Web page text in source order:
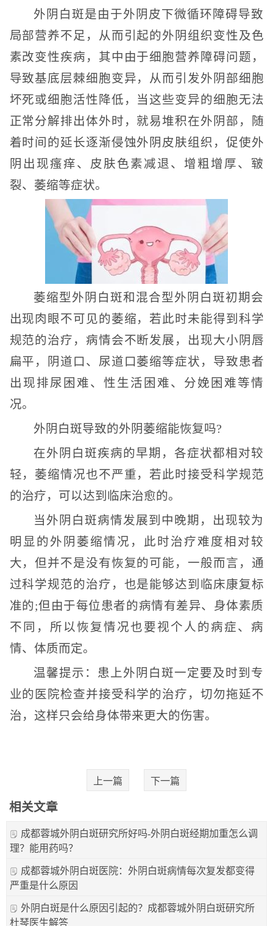
外阴白斑是由于外阴皮下微循环障碍导致
局部营养不足，从而引起的外阴组织变性及色
素改变性疾病，其中由于细胞营养障碍问题，
导致基底层棘细胞变异，从而引发外阴部细胞
坏死或细胞活性降低，当这些变异的细胞无法
正常分解排出体外时，就易堆积在外阴部，随
着时间的延长逐渐侵蚀外阴皮肤组织，促使外
阴出现瘙痒、皮肤色素减退、增粗增厚、皲
裂、萎缩等症状。
萎缩型外阴白斑和混合型外阴白斑初期会
出现肉眼不可见的萎缩，若此时未能得到科学
规范的治疗，病情会不断发展，出现大小阴唇
扁平，阴道口、尿道口萎缩等症状，导致患者
出现排尿困难、性生活困难、分娩困难等情
况。
外阴白斑导致的外阴萎缩能恢复吗?
在外阴白斑疾病的早期，各症状都相对较
轻，萎缩情况也不严重，若此时接受科学规范
的治疗，可以达到临床治愈的。
当外阴白斑病情发展到中晚期，出现较为
明显的外阴萎缩情况，此时治疗难度相对较
大，但并不是没有恢复的可能，一般而言，通
过科学规范的治疗，也是能够达到临床康复标
准的;但由于每位患者的病情有差异、身体素质
不同，所以恢复情况也要视个人的病症、病
情、体质而定。
温馨提示：患上外阴白斑一定要及时到专
业的医院检查并接受科学的治疗，切勿拖延不
治，这样只会给身体带来更大的伤害。
上一篇 下一篇
相关文章
成都蓉城外阴白斑研究所好吗-外阴白斑经期加重怎么调
理？能用药吗？
成都蓉城外阴白斑医院：外阴白斑病情每次复发都变得
严重是什么原因
外阴白斑是什么原因引起的？成都蓉城外阴白斑研究所
杜琴医生解答